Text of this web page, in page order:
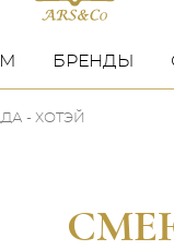
БРЕНДЫ
- ХОТЭЙ